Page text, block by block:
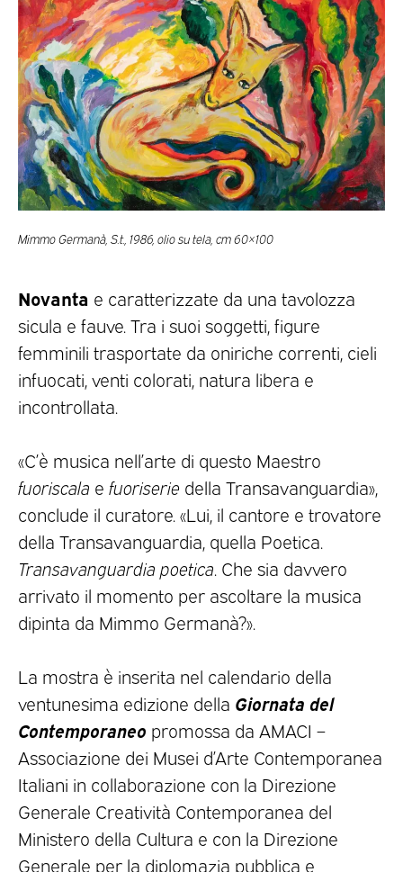
Mimmo Germanà, S.t., 1986, olio su tela, cm 60×100
Novanta e caratterizzate da una tavolozza
sicula e fauve. Tra i suoi soggetti, figure
femminili trasportate da oniriche correnti, cieli
infuocati, venti colorati, natura libera e
incontrollata.
«C’è musica nell’arte di questo Maestro
fuoriscala e fuoriserie della Transavanguardia»,
conclude il curatore. «Lui, il cantore e trovatore
della Transavanguardia, quella Poetica.
Transavanguardia poetica. Che sia davvero
arrivato il momento per ascoltare la musica
dipinta da Mimmo Germanà?».
La mostra è inserita nel calendario della
ventunesima edizione della Giornata del
Contemporaneo promossa da AMACI –
Associazione dei Musei d’Arte Contemporanea
Italiani in collaborazione con la Direzione
Generale Creatività Contemporanea del
Ministero della Cultura e con la Direzione
Generale per la diplomazia pubblica e